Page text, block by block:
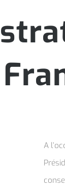
A